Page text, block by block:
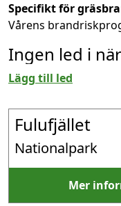
Specifikt för
Vårens
Ingen led i
Lägg till led
Fulufjället
Nationalpark
Mer